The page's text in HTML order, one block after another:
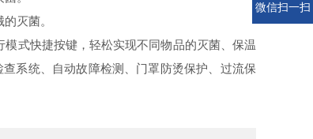
灭菌。
模式快捷按键，轻松实现不同物品的灭菌、保温
系统、自动故障检测、门罩防烫保护、过流保
微信扫一扫